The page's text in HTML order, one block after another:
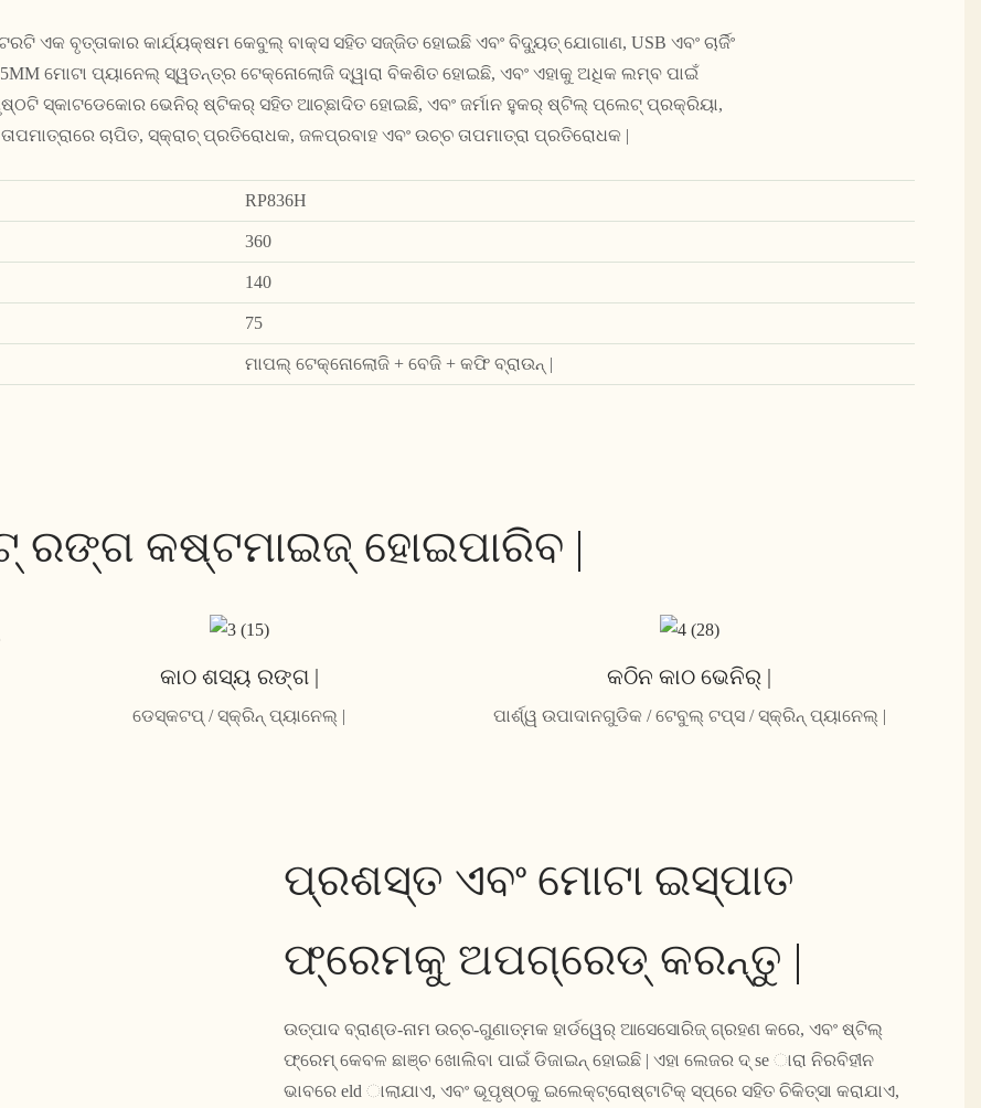
ଏକ ବୃତ୍ତାକାର କାର୍ଯ୍ୟକ୍ଷମ କେବୁଲ୍ ବାକ୍ସ ସହିତ ସଜ୍ଜିତ ହୋଇଛି ଏବଂ ବିଦ୍ୟୁତ୍ ଯୋଗାଣ, USB ଏବଂ ଚାର୍ଜିଂ
ମୋଟା ପ୍ୟାନେଲ୍ ସ୍ୱତନ୍ତ୍ର ଟେକ୍ନୋଲୋଜି ଦ୍ୱାରା ବିକଶିତ ହୋଇଛି, ଏବଂ ଏହାକୁ ଅଧିକ ଲମ୍ବ ପାଇଁ
ସ୍କାଟଡେକୋର ଭେନିର୍ ଷ୍ଟିକର୍ ସହିତ ଆଚ୍ଛାଦିତ ହୋଇଛି, ଏବଂ ଜର୍ମାନ ହୁକର୍ ଷ୍ଟିଲ୍ ପ୍ଲେଟ୍ ପ୍ରକ୍ରିୟା,
ଚାପିତ, ସ୍କ୍ରାଚ୍ ପ୍ରତିରୋଧକ, ଜଳପ୍ରବାହ ଏବଂ ଉଚ୍ଚ ତାପମାତ୍ରା ପ୍ରତିରୋଧକ |
RP836H
360
140
75
ମାପଲ୍ ଟେକ୍ନୋଲୋଜି + ବେଜି + କଫି ବ୍ରାଉନ୍ |
ରଙ୍ଗ କଷ୍ଟମାଇଜ୍ ହୋଇପାରିବ |
କାଠ ଶସ୍ୟ ରଙ୍ଗ |
ଡେସ୍କଟପ୍ / ସ୍କ୍ରିନ୍ ପ୍ୟାନେଲ୍ |
କଠିନ କାଠ ଭେନିର୍ |
ପାର୍ଶ୍ୱ ଉପାଦାନଗୁଡିକ / ଟେବୁଲ୍ ଟପ୍ସ / ସ୍କ୍ରିନ୍ ପ୍ୟାନେଲ୍ |
ପ୍ରଶସ୍ତ ଏବଂ ମୋଟା ଇସ୍ପାତ
ଫ୍ରେମକୁ ଅପଗ୍ରେଡ୍ କରନ୍ତୁ |
ଉତ୍ପାଦ ବ୍ରାଣ୍ଡ-ନାମ ଉଚ୍ଚ-ଗୁଣାତ୍ମକ ହାର୍ଡୱେର୍ ଆସେସୋରିଜ୍ ଗ୍ରହଣ କରେ, ଏବଂ ଷ୍ଟିଲ୍
ଫ୍ରେମ୍ କେବଳ ଛାଞ୍ଚ ଖୋଲିବା ପାଇଁ ଡିଜାଇନ୍ ହୋଇଛି | ଏହା ଲେଜର ଦ୍ se ାରା ନିରବିହୀନ
ଭାବରେ eld ାଲାଯାଏ, ଏବଂ ଭୂପୃଷ୍ଠକୁ ଇଲେକ୍ଟ୍ରୋଷ୍ଟାଟିକ୍ ସ୍ପ୍ରେ ସହିତ ଚିକିତ୍ସା କରାଯାଏ,